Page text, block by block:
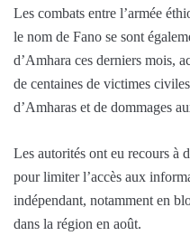
Les combats entre l’armée
le nom de Fano se sont
d’Amhara ces derniers mois,
de centaines de victimes
d’Amharas et de dommages
Les autorités ont eu recours à
pour limiter l’accès aux
indépendant, notamment en
dans la région en août.